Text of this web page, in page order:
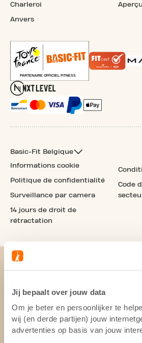
Jij bepaalt over jouw data
Om je beter en persoonlijker te
wij (en derde partijen) jouw
advertenties op basis van jouw
Charleroi
Anvers
Basic-Fit Belgique
Informations cookie
Politique de confidentialité
Surveillance par camera
14 jours de droit de
rétractation
Code